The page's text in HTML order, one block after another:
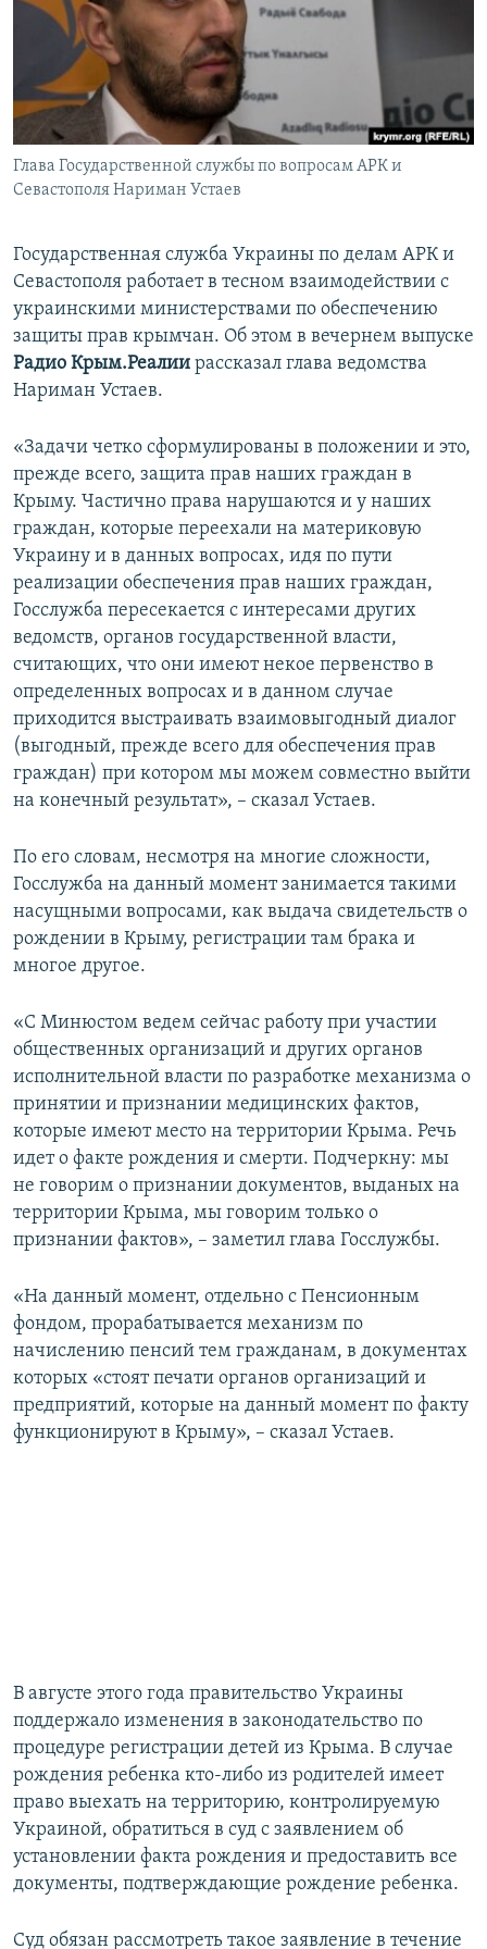
ПОБЕДИТЕЛЕЙ НЕ СУДЯТ?
КРЫМ.НЕПОКОРЕННЫЙ
ELIFBE
УКРАИНСКАЯ ПРОБЛЕМА КРЫМА
ПРИСОЕДИНЯЙТЕСЬ!
Все сайты RFE/RL
Глава Государственной службы по вопросам АРК и
Севастополя Нариман Устаев
Государственная служба Украины по делам АРК и
Севастополя работает в тесном взаимодействии с
украинскими министерствами по обеспечению
защиты прав крымчан. Об этом в вечернем выпуске
Радио Крым.Реалии рассказал глава ведомства
Нариман Устаев.
«Задачи четко сформулированы в положении и это,
прежде всего, защита прав наших граждан в
Крыму. Частично права нарушаются и у наших
граждан, которые переехали на материковую
Украину и в данных вопросах, идя по пути
реализации обеспечения прав наших граждан,
Госслужба пересекается с интересами других
ведомств, органов государственной власти,
считающих, что они имеют некое первенство в
определенных вопросах и в данном случае
приходится выстраивать взаимовыгодный диалог
(выгодный, прежде всего для обеспечения прав
граждан) при котором мы можем совместно выйти
на конечный результат», – сказал Устаев.
По его словам, несмотря на многие сложности,
Госслужба на данный момент занимается такими
насущными вопросами, как выдача свидетельств о
рождении в Крыму, регистрации там брака и
многое другое.
«С Минюстом ведем сейчас работу при участии
общественных организаций и других органов
исполнительной власти по разработке механизма о
принятии и признании медицинских фактов,
которые имеют место на территории Крыма. Речь
идет о факте рождения и смерти. Подчеркну: мы
не говорим о признании документов, выданых на
территории Крыма, мы говорим только о
признании фактов», – заметил глава Госслужбы.
«На данный момент, отдельно с Пенсионным
фондом, прорабатывается механизм по
начислению пенсий тем гражданам, в документах
которых «стоят печати органов организаций и
предприятий, которые на данный момент по факту
функционируют в Крыму», – сказал Устаев.
В августе этого года правительство Украины
поддержало изменения в законодательство по
процедуре регистрации детей из Крыма. В случае
рождения ребенка кто-либо из родителей имеет
право выехать на территорию, контролируемую
Украиной, обратиться в суд с заявлением об
установлении факта рождения и предоставить все
документы, подтверждающие рождение ребенка.
Суд обязан рассмотреть такое заявление в течение